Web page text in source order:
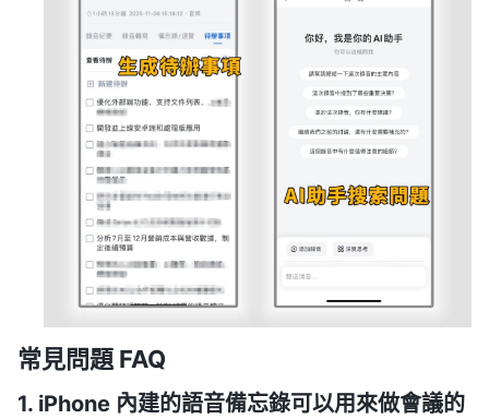
常見問題 FAQ
1. iPhone 內建的語音備忘錄可以用來做會議的